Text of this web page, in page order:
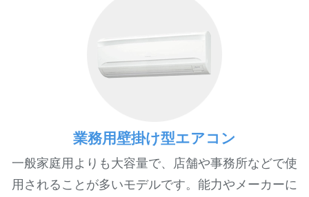
業務用壁掛け型エアコン
一般家庭用よりも大容量で、店舗や事務所などで使
用されることが多いモデルです。能力やメーカーに